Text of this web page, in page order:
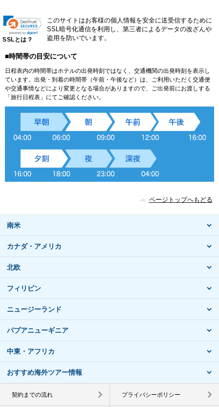
SSLとは？
このサイトはお客様の個人情報を安全に送受信するために
SSL暗号化通信を利用し、第三者によるデータの改ざんや
盗用を防いでいます。
■時間帯の目安について
日程表内の時間帯はホテルの出発時刻ではなく、交通機関の出発時刻を表示し
ています。出発・到着の時間帯（午前・午後など）は、ご利用いただく交通便
や交通事情などにより変更となる場合がありますので、ご出発前にお渡しする
「旅行日程表」にてご確認ください。
ページトップへもどる
南米
カナダ・アメリカ
北欧
フィリピン
ニュージーランド
パプアニューギニア
中東・アフリカ
おすすめ海外ツアー情報
契約までの流れ プライバシーポリシー